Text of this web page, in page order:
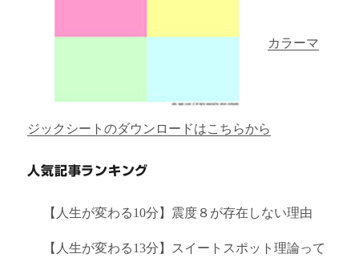
カラーマ
ジックシートのダウンロードはこちらから
人気記事ランキング
【人生が変わる10分】震度８が存在しない理由
【人生が変わる13分】スイートスポット理論って